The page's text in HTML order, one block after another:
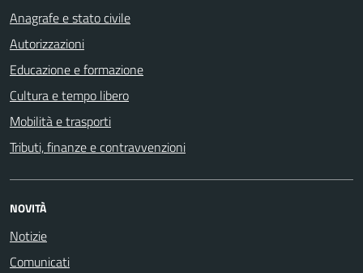
Anagrafe e stato civile
Autorizzazioni
Educazione e formazione
Cultura e tempo libero
Mobilità e trasporti
Tributi, finanze e contravvenzioni
NOVITÀ
Notizie
Comunicati